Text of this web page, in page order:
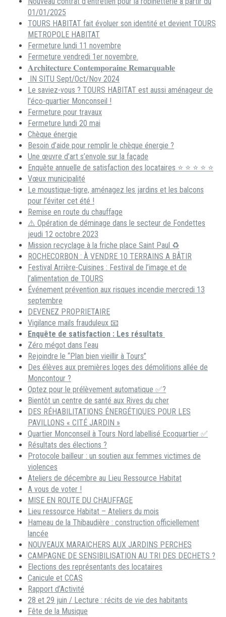
01/01/2025
TOURS HABITAT fait évoluer son identité et devient TOURS
METROPOLE HABITAT
Fermeture lundi 11 novembre
Fermeture vendredi 1er novembre.
𝐀𝐫𝐜𝐡𝐢𝐭𝐞𝐜𝐭𝐮𝐫𝐞 𝐂𝐨𝐧𝐭𝐞𝐦𝐩𝐨𝐫𝐚𝐢𝐧𝐞 𝐑𝐞𝐦𝐚𝐫𝐪𝐮𝐚𝐛𝐥𝐞
IN SITU Sept/Oct/Nov 2024
Le saviez-vous ? TOURS HABITAT est aussi aménageur de
l’éco-quartier Monconseil !
Fermeture pour travaux
Fermeture lundi 20 mai
Chèque énergie
Besoin d’aide pour remplir le chèque énergie ?
Une œuvre d’art s’envole sur la façade
Enquête annuelle de satisfaction des locataires ⭐ ⭐ ⭐ ⭐ ⭐
Vœux municipalité
Le moustique-tigre, aménagez les jardins et les balcons
pour l’éviter cet été !
Remise en route du chauffage
⚠️ Opération de déminage dans le secteur de Fondettes
jeudi 12 octobre 2023
Mission recyclage à la friche place Saint Paul ♻️
ROCHECORBON : À VENDRE 10 TERRAINS A BÂTIR
Festival Arrière-Cuisines : Festival de l’image et de
l’alimentation de TOURS
Événement prévention aux risques incendie mercredi 13
septembre
DEVENEZ PROPRIETAIRE
Vigilance mails frauduleux 📧
Enquête de satisfaction : Les résultats
Zéro mégot dans l’eau
Rejoindre le “Plan bien vieillir à Tours”
Des élèves aux premières loges des démolitions allée de
Moncontour ?
Optez pour le prélèvement automatique ✅?
Bientôt un centre de santé aux Rives du cher
DES RÉHABILITATIONS ÉNERGÉTIQUES POUR LES
PAVILLONS « CITÉ JARDIN »
Quartier Monconseil à Tours Nord labellisé Ecoquartier ✅
Résultats des élections ?
Protocole bailleur : un soutien aux femmes victimes de
violences
Ateliers de décembre au Lieu Ressource Habitat
A vous de voter !
MISE EN ROUTE DU CHAUFFAGE
Lieu ressource Habitat – Ateliers du mois
Hameau de la Thibaudière : construction officiellement
lancée
NOUVEAUX MARAICHERS AUX JARDINS PERCHES
CAMPAGNE DE SENSIBILISATION AU TRI DES DECHETS ?
Elections des représentants des locataires
Canicule et CCAS
Rapport d’Activité
28 et 29 juin / Lecture : récits de vie des habitants
Fête de la Musique